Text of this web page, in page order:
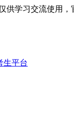
学习交流使用，
生平台